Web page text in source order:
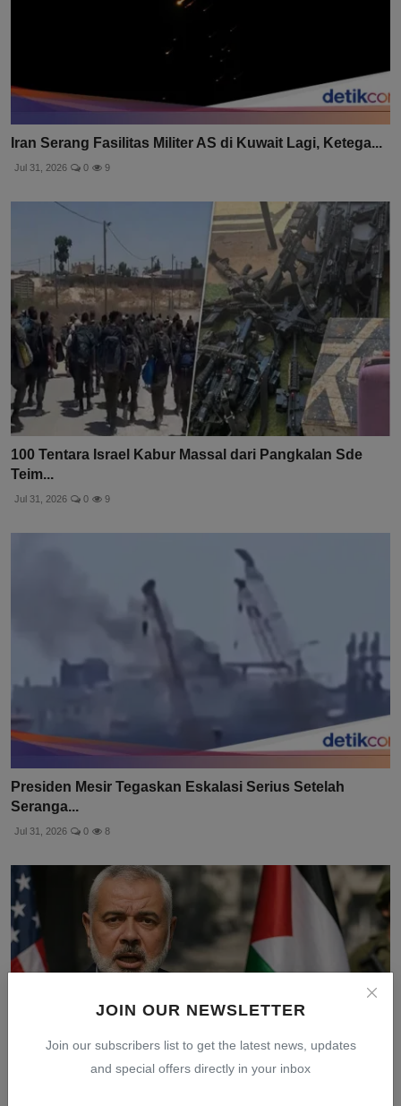
JOIN OUR NEWSLETTER
Join our subscribers list to get the latest news, updates
and special offers directly in your inbox
Iran Serang Fasilitas Militer AS di Kuwait Lagi, Ketega...
Jul 31, 2026 0 9
100 Tentara Israel Kabur Massal dari Pangkalan Sde
Teim...
Jul 31, 2026 0 9
Presiden Mesir Tegaskan Eskalasi Serius Setelah
Seranga...
Jul 31, 2026 0 8